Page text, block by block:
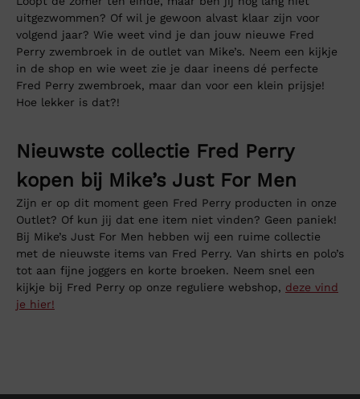
uitgezwommen? Of wil je gewoon alvast klaar zijn voor
volgend jaar? Wie weet vind je dan jouw nieuwe Fred
Perry zwembroek in de outlet van Mike’s. Neem een kijkje
in de shop en wie weet zie je daar ineens dé perfecte
Fred Perry zwembroek, maar dan voor een klein prijsje!
Hoe lekker is dat?!
Nieuwste collectie Fred Perry
kopen bij Mike’s Just For Men
Zijn er op dit moment geen Fred Perry producten in onze
Outlet? Of kun jij dat ene item niet vinden? Geen paniek!
Bij Mike’s Just For Men hebben wij een ruime collectie
met de nieuwste items van Fred Perry. Van shirts en polo’s
tot aan fijne joggers en korte broeken. Neem snel een
kijkje bij Fred Perry op onze reguliere webshop, deze vind
je hier!